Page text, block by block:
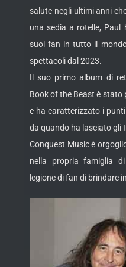
salute negli ultimi anni
una sedia a rotelle,
suoi fan in tutto il
spettacoli dal 2023.
Il suo primo album di
Book of the Beast è
e ha caratterizzato i
da quando ha lasciato gli
Conquest Music è
nella propria famiglia
legione di fan di brindare